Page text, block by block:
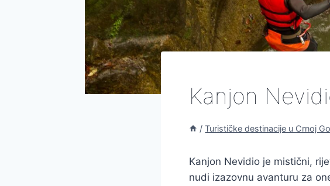
Kanjon
/ Turističke destinacije u Crnoj
Kanjon Nevidio je mistični,
nudi izazovnu avanturu za